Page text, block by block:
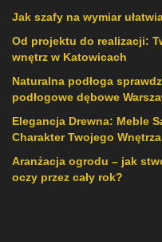
Jak szafy na wymiar
Od projektu do realizacji:
wnętrz w Katowicach
Naturalna podłoga
podłogowe dębowe
Elegancja Drewna: Meble
Charakter Twojego Wnętrza
Aranżacja ogrodu – jak
oczy przez cały rok?